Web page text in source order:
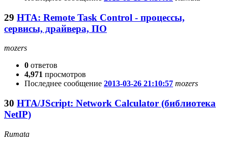
29 HTA: Remote Task Control - процессы,
сервисы, драйвера, ПО
mozers
0 ответов
4,971 просмотров
Последнее сообщение 2013-03-26 21:10:57 mozers
30 HTA/JScript: Network Calculator (библиотека
NetIP)
Rumata